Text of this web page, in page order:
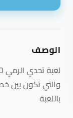
الوصف
لعبة تحدي الرمي X-O
والتي تكون
باللعبة